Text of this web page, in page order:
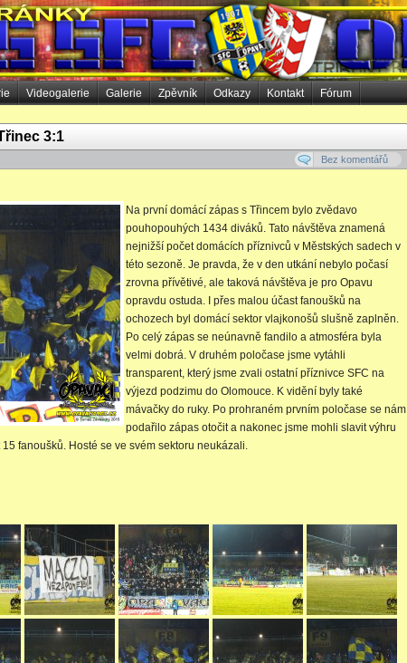
Videogalerie Galerie Zpěvník Odkazy Kontakt Fórum
3:1
Bez komentářů
Na první domácí zápas s Třincem bylo zvědavo
pouhopouhých 1434 diváků. Tato návštěva znamená
nejnižší počet domácích příznivců v Městských sadech v
této sezoně. Je pravda, že v den utkání nebylo počasí
zrovna přívětivé, ale taková návštěva je pro Opavu
opravdu ostuda. I přes malou účast fanoušků na
ochozech byl domácí sektor vlajkonošů slušně zaplněn.
Po celý zápas se neúnavně fandilo a atmosféra byla
velmi dobrá. V druhém poločase jsme vytáhli
transparent, který jsme zvali ostatní příznivce SFC na
výjezd podzimu do Olomouce. K vidění byly také
mávačky do ruky. Po prohraném prvním poločase se nám
podařilo zápas otočit a nakonec jsme mohli slavit výhru
fanoušků. Hosté se ve svém sektoru neukázali.